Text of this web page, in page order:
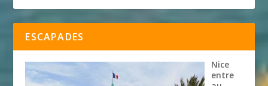
ESCAPADES
Nice
entre